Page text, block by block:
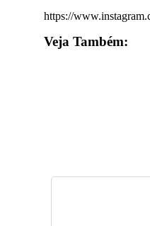
https://
Veja Também: